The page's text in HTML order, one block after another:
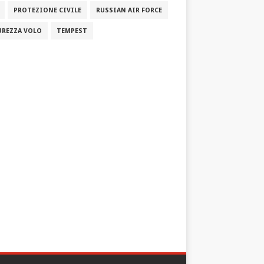
PROTEZIONE CIVILE RUSSIAN AIR FORCE
VOLO TEMPEST